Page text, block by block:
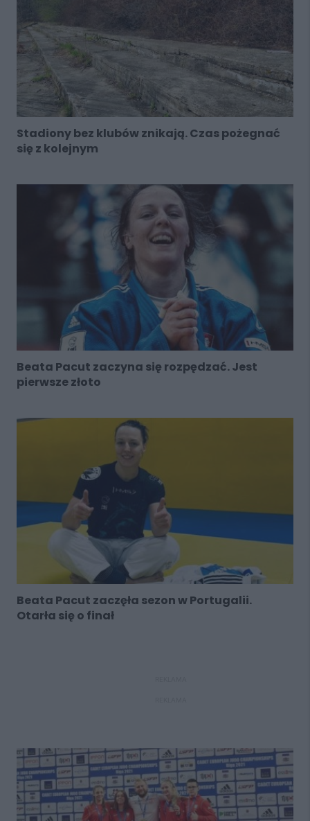
Stadiony bez klubów znikają. Czas pożegnać
się z kolejnym
Beata Pacut zaczyna się rozpędzać. Jest
pierwsze złoto
Beata Pacut zaczęła sezon w Portugalii.
Otarła się o finał